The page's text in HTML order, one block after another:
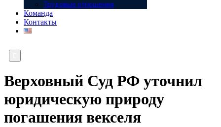
Трудовые отношения
Команда
Контакты
Верховный Суд РФ уточнил
юридическую природу
погашения векселя